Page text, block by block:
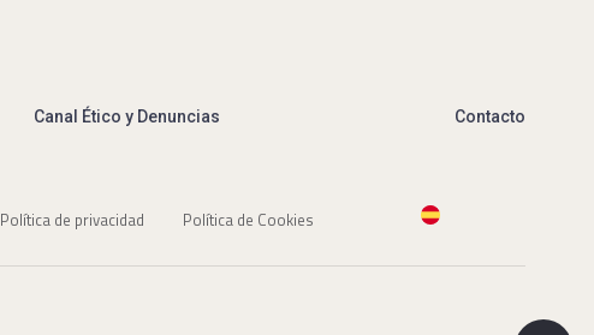
Canal Ético y Denuncias Contacto
Política de privacidad Política de Cookies